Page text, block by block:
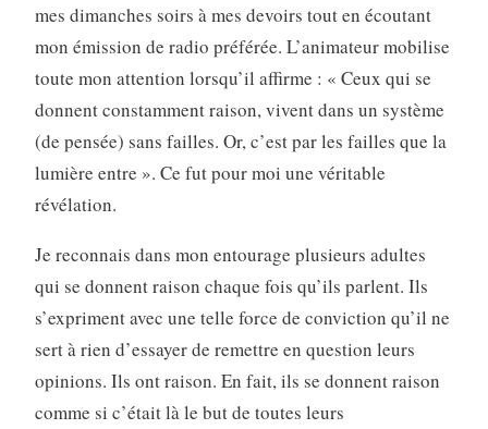
mes dimanches soirs à mes devoirs tout en écoutant
mon émission de radio préférée. L’animateur mobilise
toute mon attention lorsqu’il affirme : « Ceux qui se
donnent constamment raison, vivent dans un système
(de pensée) sans failles. Or, c’est par les failles que la
lumière entre ». Ce fut pour moi une véritable
révélation.
Je reconnais dans mon entourage plusieurs adultes
qui se donnent raison chaque fois qu’ils parlent. Ils
s’expriment avec une telle force de conviction qu’il ne
sert à rien d’essayer de remettre en question leurs
opinions. Ils ont raison. En fait, ils se donnent raison
comme si c’était là le but de toutes leurs